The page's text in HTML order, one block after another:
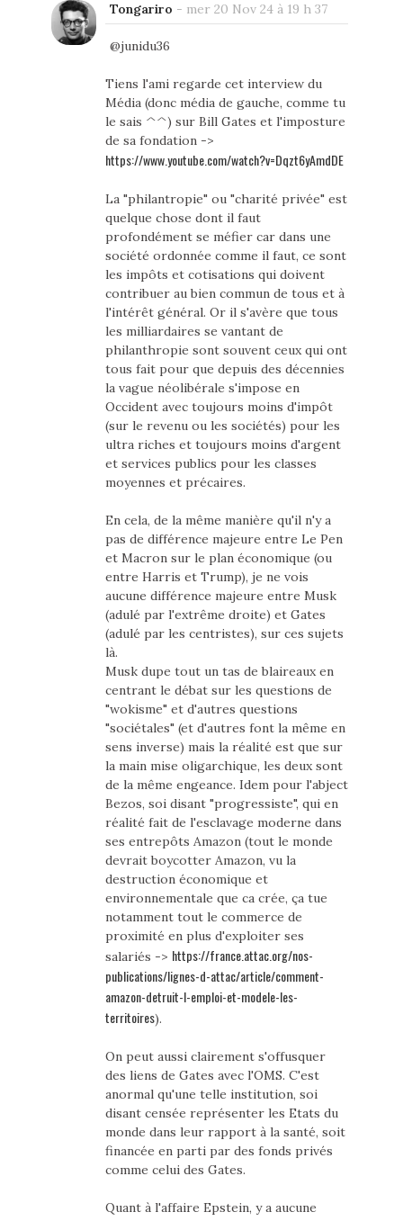
Tongariro - mer 20 Nov 24 à 19 h 37
@junidu36
Tiens l'ami regarde cet interview du
Média (donc média de gauche, comme tu
le sais ^^) sur Bill Gates et l'imposture
de sa fondation ->
https://www.youtube.com/watch?v=Dqzt6yAmdDE
La "philantropie" ou "charité privée" est
quelque chose dont il faut
profondément se méfier car dans une
société ordonnée comme il faut, ce sont
les impôts et cotisations qui doivent
contribuer au bien commun de tous et à
l'intérêt général. Or il s'avère que tous
les milliardaires se vantant de
philanthropie sont souvent ceux qui ont
tous fait pour que depuis des décennies
la vague néolibérale s'impose en
Occident avec toujours moins d'impôt
(sur le revenu ou les sociétés) pour les
ultra riches et toujours moins d'argent
et services publics pour les classes
moyennes et précaires.
En cela, de la même manière qu'il n'y a
pas de différence majeure entre Le Pen
et Macron sur le plan économique (ou
entre Harris et Trump), je ne vois
aucune différence majeure entre Musk
(adulé par l'extrême droite) et Gates
(adulé par les centristes), sur ces sujets
là.
Musk dupe tout un tas de blaireaux en
centrant le débat sur les questions de
"wokisme" et d'autres questions
"sociétales" (et d'autres font la même en
sens inverse) mais la réalité est que sur
la main mise oligarchique, les deux sont
de la même engeance. Idem pour l'abject
Bezos, soi disant "progressiste", qui en
réalité fait de l'esclavage moderne dans
ses entrepôts Amazon (tout le monde
devrait boycotter Amazon, vu la
destruction économique et
environnementale que ca crée, ça tue
notamment tout le commerce de
proximité en plus d'exploiter ses
salariés -> https://france.attac.org/nos-
publications/lignes-d-attac/article/comment-
amazon-detruit-l-emploi-et-modele-les-
territoires).
On peut aussi clairement s'offusquer
des liens de Gates avec l'OMS. C'est
anormal qu'une telle institution, soi
disant censée représenter les Etats du
monde dans leur rapport à la santé, soit
financée en parti par des fonds privés
comme celui des Gates.
Quant à l'affaire Epstein, y a aucune